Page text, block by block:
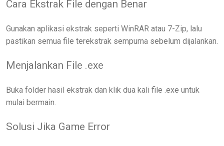
Cara Ekstrak File dengan Benar
Gunakan aplikasi ekstrak seperti WinRAR atau 7-Zip, lalu
pastikan semua file terekstrak sempurna sebelum dijalankan.
Menjalankan File .exe
Buka folder hasil ekstrak dan klik dua kali file .exe untuk
mulai bermain.
Solusi Jika Game Error